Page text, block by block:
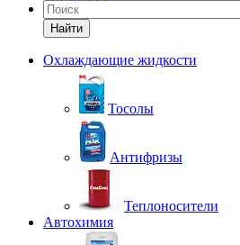
Найти
Охлаждающие жидкости
Тосолы
Антифризы
Теплоносители
Автохимия